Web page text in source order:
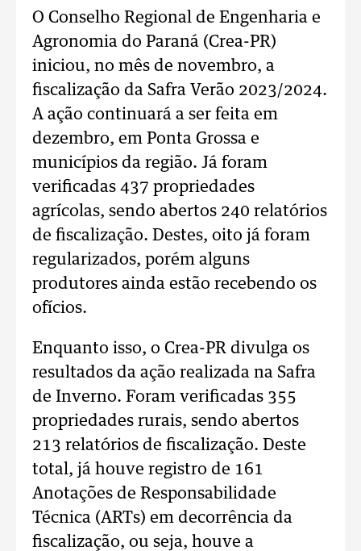
O Conselho Regional de Engenharia e
Agronomia do Paraná (Crea-PR)
iniciou, no mês de novembro, a
fiscalização da Safra Verão 2023/2024.
A ação continuará a ser feita em
dezembro, em Ponta Grossa e
municípios da região. Já foram
verificadas 437 propriedades
agrícolas, sendo abertos 240 relatórios
de fiscalização. Destes, oito já foram
regularizados, porém alguns
produtores ainda estão recebendo os
ofícios.
Enquanto isso, o Crea-PR divulga os
resultados da ação realizada na Safra
de Inverno. Foram verificadas 355
propriedades rurais, sendo abertos
213 relatórios de fiscalização. Deste
total, já houve registro de 161
Anotações de Responsabilidade
Técnica (ARTs) em decorrência da
fiscalização, ou seja, houve a